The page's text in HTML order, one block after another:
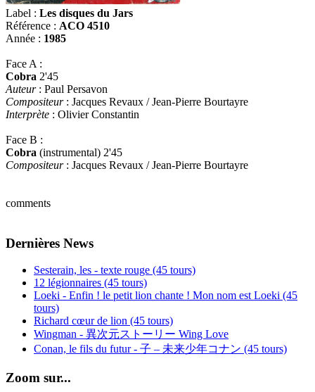
Label : Les disques du Jars
Référence : ACO 4510
Année : 1985
Face A :
Cobra 2'45
Auteur: Paul Persavon
Compositeur: Jacques Revaux / Jean-Pierre Bourtayre
Interprète : Olivier Constantin
Face B :
Cobra (instrumental) 2'45
Compositeur: Jacques Revaux / Jean-Pierre Bourtayre
comments
Dernières News
Sesterain, les - texte rouge (45 tours)
12 légionnaires (45 tours)
Loeki - Enfin ! le petit lion chante ! Mon nom est Loeki (45
tours)
Richard cœur de lion (45 tours)
Wingman - 異次元ストーリー Wing Love
Conan, le fils du futur - 子 – 未来少年コナン (45 tours)
Zoom sur...